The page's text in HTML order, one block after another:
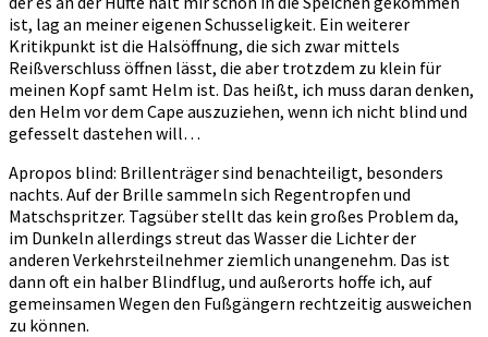
ist, lag an meiner eigenen Schusseligkeit. Ein weiterer
Kritikpunkt ist die Halsöffnung, die sich zwar mittels
Reißverschluss öffnen lässt, die aber trotzdem zu klein für
meinen Kopf samt Helm ist. Das heißt, ich muss daran denken,
den Helm vor dem Cape auszuziehen, wenn ich nicht blind und
gefesselt dastehen will…
Apropos blind: Brillenträger sind benachteiligt, besonders
nachts. Auf der Brille sammeln sich Regentropfen und
Matschspritzer. Tagsüber stellt das kein großes Problem da,
im Dunkeln allerdings streut das Wasser die Lichter der
anderen Verkehrsteilnehmer ziemlich unangenehm. Das ist
dann oft ein halber Blindflug, und außerorts hoffe ich, auf
gemeinsamen Wegen den Fußgängern rechtzeitig ausweichen
zu können.